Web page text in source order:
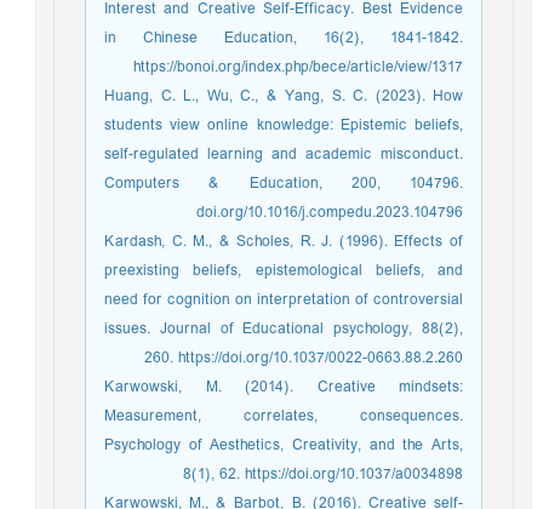
Interest and Creative Self-Efficacy. Best Evidence
in Chinese Education, 16(2), 1841-1842.
https://bonoi.org/index.php/bece/article/view/1317
Huang, C. L., Wu, C., & Yang, S. C. (2023). How
students view online knowledge: Epistemic beliefs,
self-regulated learning and academic misconduct.
Computers & Education, 200, 104796.
doi.org/10.1016/j.compedu.2023.104796
Kardash, C. M., & Scholes, R. J. (1996). Effects of
preexisting beliefs, epistemological beliefs, and
need for cognition on interpretation of controversial
issues. Journal of Educational psychology, 88(2),
260. https://doi.org/10.1037/0022-0663.88.2.260
Karwowski, M. (2014). Creative mindsets:
Measurement, correlates, consequences.
Psychology of Aesthetics, Creativity, and the Arts,
8(1), 62. https://doi.org/10.1037/a0034898